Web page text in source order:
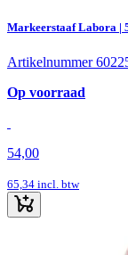
Markeerstaaf Labora |
Artikelnummer
Op voorraad
54,00
65,34 incl. btw